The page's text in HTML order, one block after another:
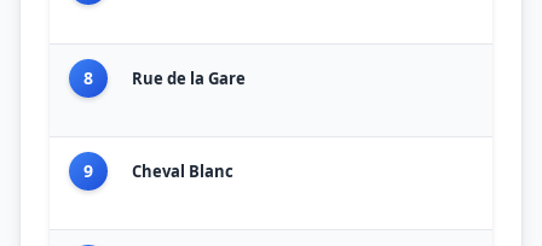
8 Rue de la Gare
9 Cheval Blanc